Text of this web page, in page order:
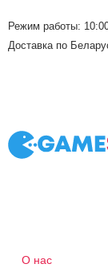
Режим работы:
Доставка по
О нас